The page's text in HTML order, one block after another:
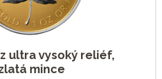
ultra vysoký reliéf,
mince